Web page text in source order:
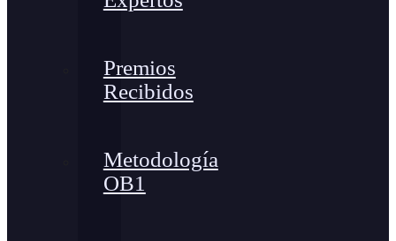
Premios
Recibidos
Metodología
OB1